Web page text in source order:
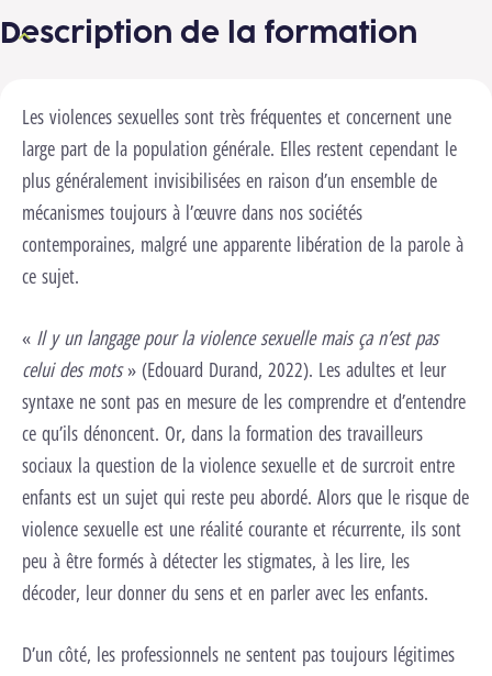
Description de la formation
Les violences sexuelles sont très fréquentes et concernent une
large part de la population générale. Elles restent cependant le
plus généralement invisibilisées en raison d’un ensemble de
mécanismes toujours à l’œuvre dans nos sociétés
contemporaines, malgré une apparente libération de la parole à
ce sujet.
« Il y un langage pour la violence sexuelle mais ça n’est pas
celui des mots» (Edouard Durand, 2022). Les adultes et leur
syntaxe ne sont pas en mesure de les comprendre et d’entendre
ce qu’ils dénoncent. Or, dans la formation des travailleurs
sociaux la question de la violence sexuelle et de surcroit entre
enfants est un sujet qui reste peu abordé. Alors que le risque de
violence sexuelle est une réalité courante et récurrente, ils sont
peu à être formés à détecter les stigmates, à les lire, les
décoder, leur donner du sens et en parler avec les enfants.
D’un côté, les professionnels ne sentent pas toujours légitimes